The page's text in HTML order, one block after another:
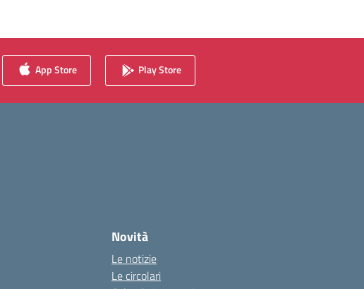
App Store Play Store
Novità
Le notizie
Le circolari